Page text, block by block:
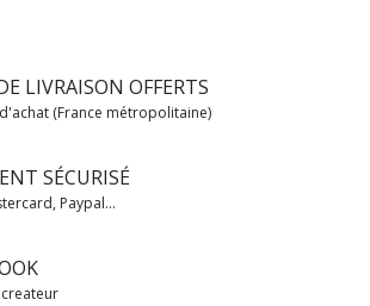
LIVRAISON OFFERTS
(France métropolitaine)
SÉCURISÉ
Paypal...